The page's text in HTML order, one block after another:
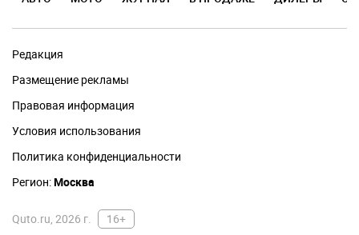
Редакция
Размещение рекламы
Правовая информация
Условия использования
Политика конфиденциальности
Регион:Москва
Quto.ru, 2026 г.
16+